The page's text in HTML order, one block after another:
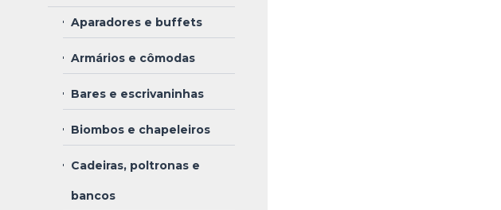
Aparadores e buffets
Armários e cômodas
Bares e escrivaninhas
Biombos e chapeleiros
Cadeiras, poltronas e
bancos